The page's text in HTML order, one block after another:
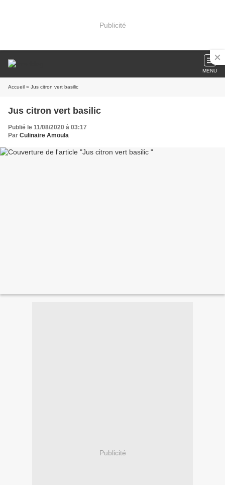
Publicité
MENU
Accueil » Jus citron vert basilic
Jus citron vert basilic
Publié le 11/08/2020 à 03:17
Par Culinaire Amoula
Publicité